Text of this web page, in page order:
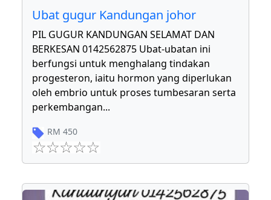
Ubat gugur Kandungan johor
PIL GUGUR KANDUNGAN SELAMAT DAN
BERKESAN 0142562875 Ubat-ubatan ini
berfungsi untuk menghalang tindakan
progesteron, iaitu hormon yang diperlukan
oleh embrio untuk proses tumbesaran serta
perkembangan...
RM 450